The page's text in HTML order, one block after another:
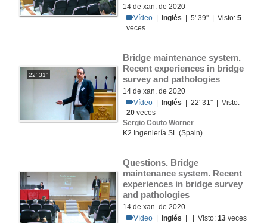
14 de xan. de 2020
Vídeo
Inglés | 5' 39'' | Visto:5
veces
22' 31''
Bridge maintenance system.
Recent experiences in bridge
survey and pathologies
14 de xan. de 2020
Vídeo
Inglés | 22' 31'' | Visto:
20 veces
Sergio Couto Wörner
K2 Ingeniería SL (Spain)
Questions. Bridge
maintenance system. Recent
experiences in bridge survey
and pathologies
14 de xan. de 2020
Vídeo
Inglés | | Visto:13 veces